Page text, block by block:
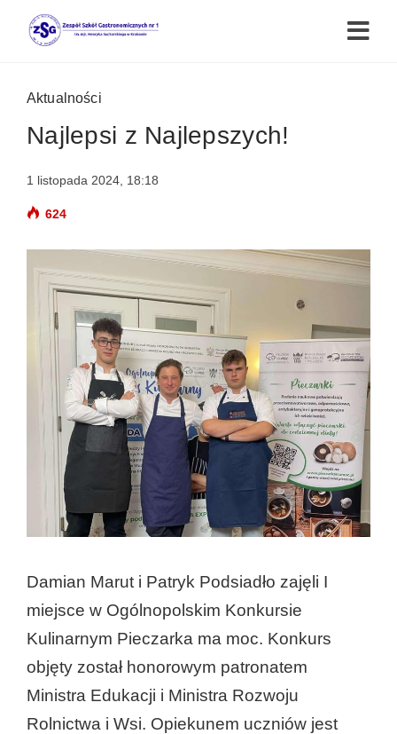
Aktualności
Najlepsi z Najlepszych!
1 listopada 2024, 18:18
624
Damian Marut i Patryk Podsiadło zajęli I
miejsce w Ogólnopolskim Konkursie
Kulinarnym Pieczarka ma moc. Konkurs
objęty został honorowym patronatem
Ministra Edukacji i Ministra Rozwoju
Rolnictwa i Wsi. Opiekunem uczniów jest